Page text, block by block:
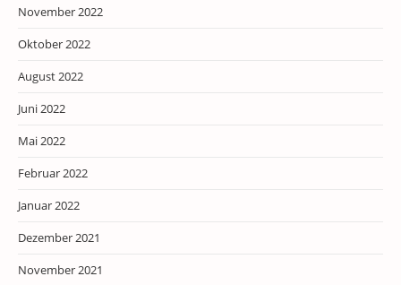
November 2022
Oktober 2022
August 2022
Juni 2022
Mai 2022
Februar 2022
Januar 2022
Dezember 2021
November 2021